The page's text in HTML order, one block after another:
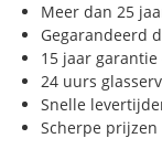
Meer dan 25
Gegarandeerd
15 jaar
24 uurs
Snelle
Scherpe prijzen